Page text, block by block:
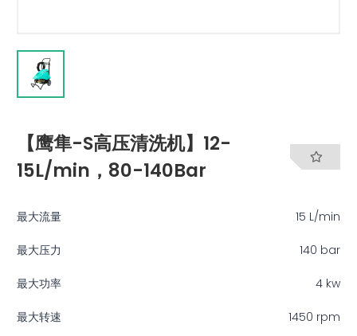
【鹰隼-S高压清洗机】12-
15L/min，80-140Bar
最大流量 15 L/min
最大压力 140 bar
最大功率 4 kw
最大转速 1450 rpm